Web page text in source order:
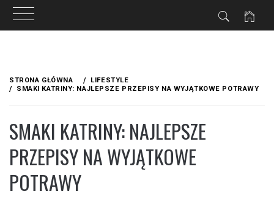
treści
STRONA GŁÓWNA
LIFESTYLE
SMAKI KATRINY: NAJLEPSZE PRZEPISY NA WYJĄTKOWE POTRAWY
SMAKI KATRINY: NAJLEPSZE
PRZEPISY NA WYJĄTKOWE
POTRAWY